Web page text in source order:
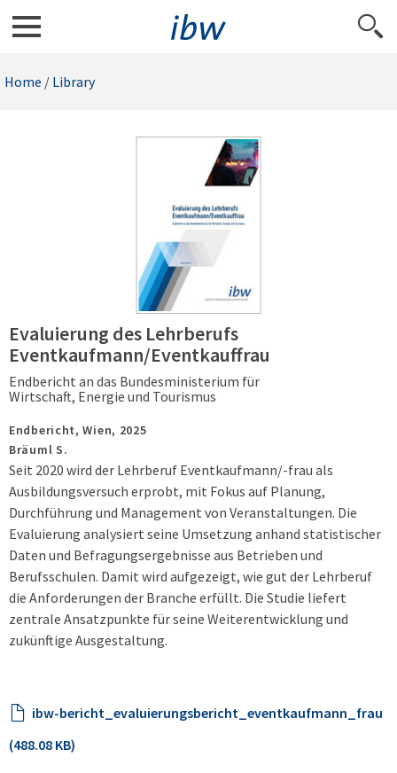
Home / Library
Evaluierung des Lehrberufs
Eventkaufmann/Eventkauffrau
Endbericht an das Bundesministerium für
Wirtschaft, Energie und Tourismus
Endbericht,Wien, 2025
Bräuml S.
Seit 2020 wird der Lehrberuf Eventkaufmann/-frau als
Ausbildungsversuch erprobt, mit Fokus auf Planung,
Durchführung und Management von Veranstaltungen. Die
Evaluierung analysiert seine Umsetzung anhand statistischer
Daten und Befragungsergebnisse aus Betrieben und
Berufsschulen. Damit wird aufgezeigt, wie gut der Lehrberuf
die Anforderungen der Branche erfüllt. Die Studie liefert
zentrale Ansatzpunkte für seine Weiterentwicklung und
zukünftige Ausgestaltung.
ibw-bericht_evaluierungsbericht_eventkaufmann_frau
(488.08 KB)